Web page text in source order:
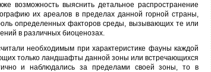
возможность выяснить детальное распространение
их ареалов в пределах данной горной страны,
определенных факторов среды, вызывающих те или
в различных биоценозах.
необходимым при характеристике фауны каждой
только ландшафты данной зоны или встречающихся
и наблюдались за пределами своей зоны, то в